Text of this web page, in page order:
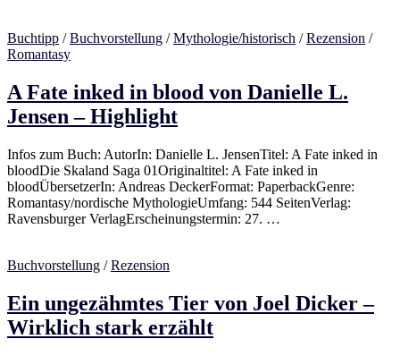
Buchtipp /Buchvorstellung /Mythologie/historisch /Rezension /
Romantasy
A Fate inked in blood von Danielle L.
Jensen – Highlight
Infos zum Buch: AutorIn: Danielle L. JensenTitel: A Fate inked in
bloodDie Skaland Saga 01Originaltitel: A Fate inked in
bloodÜbersetzerIn: Andreas DeckerFormat: PaperbackGenre:
Romantasy/nordische MythologieUmfang: 544 SeitenVerlag:
Ravensburger VerlagErscheinungstermin: 27. …
Buchvorstellung /Rezension
Ein ungezähmtes Tier von Joel Dicker –
Wirklich stark erzählt